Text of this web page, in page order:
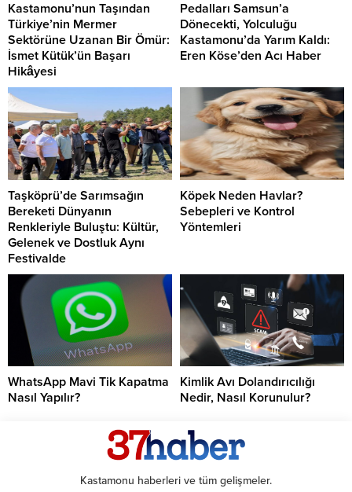
Kastamonu’nun Taşından
Türkiye’nin Mermer
Sektörüne Uzanan Bir Ömür:
İsmet Kütük’ün Başarı
Hikâyesi
Pedalları Samsun’a
Dönecekti, Yolculuğu
Kastamonu’da Yarım Kaldı:
Eren Köse’den Acı Haber
Taşköprü’de Sarımsağın
Bereketi Dünyanın
Renkleriyle Buluştu: Kültür,
Gelenek ve Dostluk Aynı
Festivalde
Köpek Neden Havlar?
Sebepleri ve Kontrol
Yöntemleri
WhatsApp Mavi Tik Kapatma
Nasıl Yapılır?
Kimlik Avı Dolandırıcılığı
Nedir, Nasıl Korunulur?
Kastamonu haberleri ve tüm gelişmeler.